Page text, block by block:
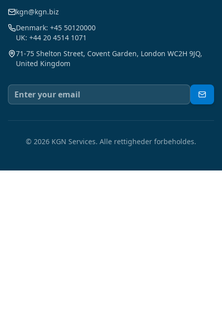
kgn@kgn.biz
Denmark: +45 50120000
UK: +44 20 4514 1071
71-75 Shelton Street, Covent Garden, London WC2H 9JQ,
United Kingdom
© 2026 KGN Services. Alle rettigheder forbeholdes.